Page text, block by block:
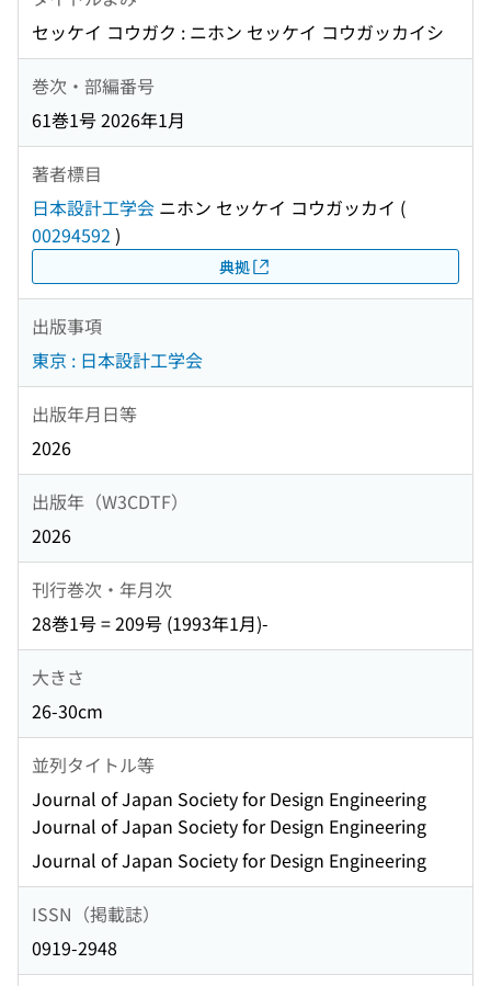
セッケイ コウガク : ニホン セッケイ コウガッカイシ
巻次・部編番号
61巻1号 2026年1月
著者標目
日本設計工学会 ニホン セッケイ コウガッカイ (
00294592 )
典拠
出版事項
東京 : 日本設計工学会
出版年月日等
2026
出版年（W3CDTF）
2026
刊行巻次・年月次
28巻1号 = 209号 (1993年1月)-
大きさ
26-30cm
並列タイトル等
Journal of Japan Society for Design Engineering
Journal of Japan Society for Design Engineering
Journal of Japan Society for Design Engineering
ISSN（掲載誌）
0919-2948